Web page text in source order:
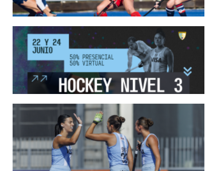
13/05/2026
EN MARCHA LA PRIMERA FASE DE LA SUPERLIGA DE HOCKE...
Del 13 al 17 de mayo los mejores clubes del país se enfrentan durante 5 días en
todo el territorio nacional
LEER MÁS
12/05/2026
INSCRIPCIONES ABIERTAS AL CURSO DE TÉCNICO NACIONA...
Del 11 al 15 de mayo se realizará el período de pre-inscripción.